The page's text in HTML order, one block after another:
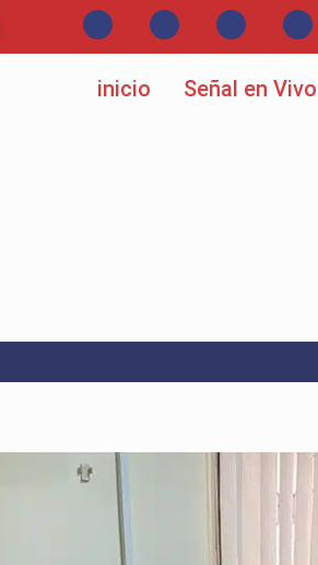
inicio Señal en Vivo